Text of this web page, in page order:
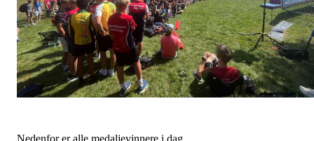
Nedenfor er alle medaljevinnere i dag.